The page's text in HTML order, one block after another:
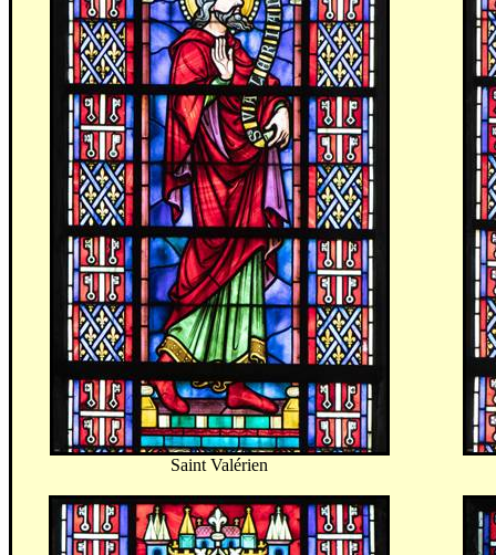
Saint Valérien